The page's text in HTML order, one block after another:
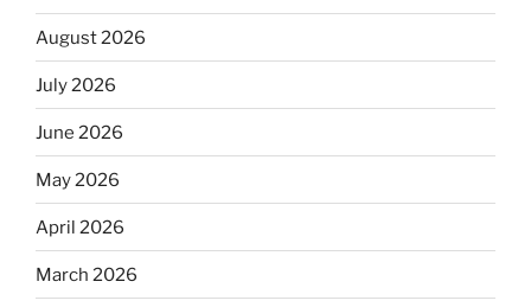
August 2026
July 2026
June 2026
May 2026
April 2026
March 2026